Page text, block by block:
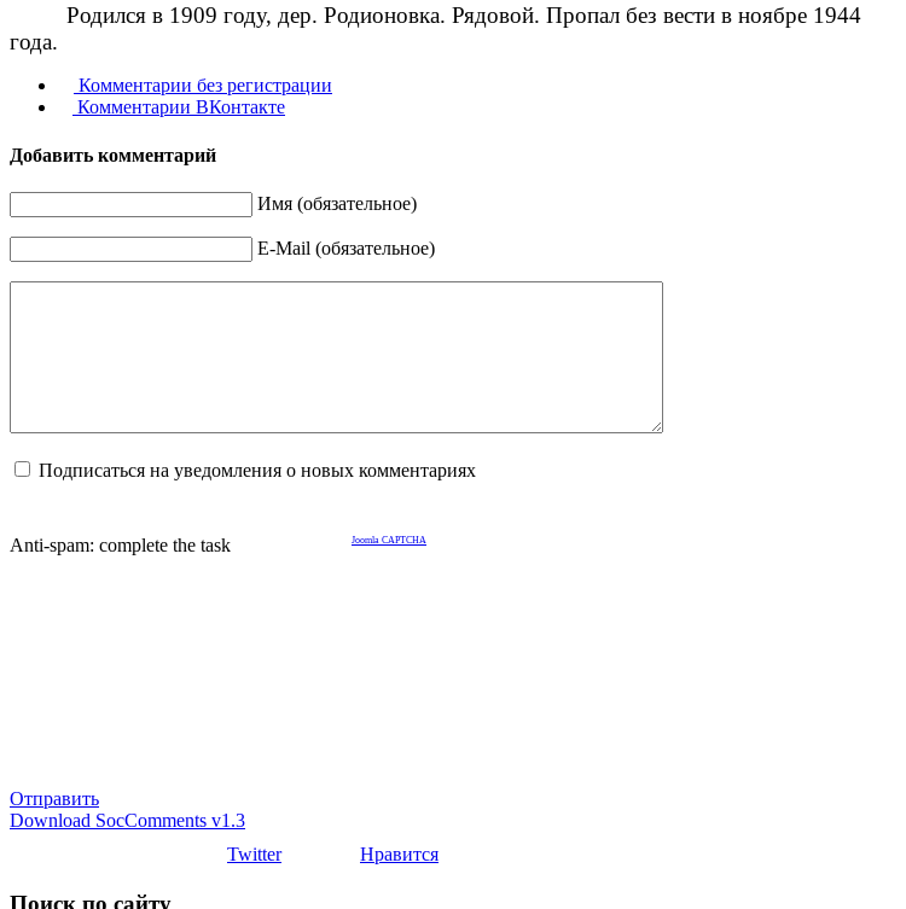
Родился в 1909 году, дер. Родионовка. Рядовой. Пропал без вести в ноябре 1944
года.
Комментарии без регистрации
Комментарии ВКонтакте
Добавить комментарий
Имя (обязательное)
E-Mail (обязательное)
Подписаться на уведомления о новых комментариях
Anti-spam: complete the task Joomla CAPTCHA
Отправить
Download SocComments v1.3
Twitter
Нравится
Поиск по сайту